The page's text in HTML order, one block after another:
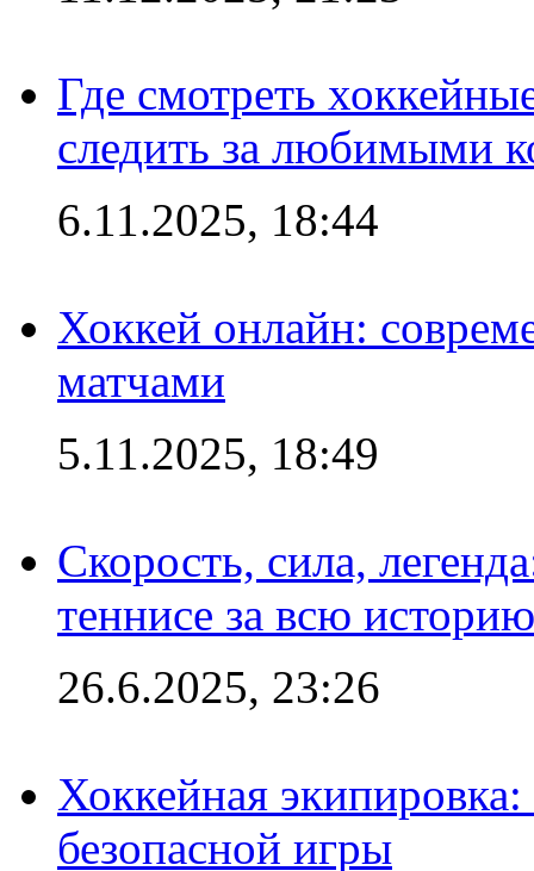
Где смотреть
следить за любимыми
6.11.2025, 18:44
Хоккей онлайн:
матчами
5.11.2025, 18:49
Скорость, сила,
теннисе за всю историю
26.6.2025, 23:26
Хоккейная
безопасной игры